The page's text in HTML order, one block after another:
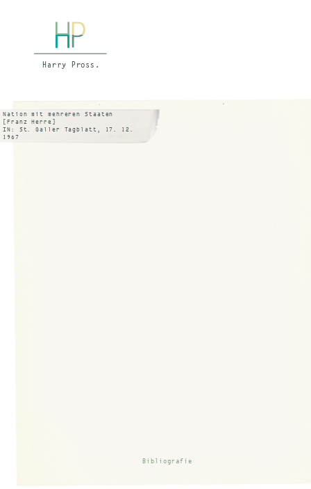
Nation mit mehreren Staaten
[Franz Herre]
IN: St. Galler Tagblatt, 17. 12.
1967
Bibliografie